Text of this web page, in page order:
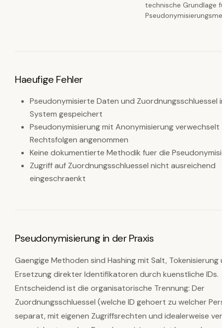
technische Grundlage
Haeufige Fehler
Pseudonymisierte Daten und Zuordnungsschluessel
System gespeichert
Pseudonymisierung mit Anonymisierung
Rechtsfolgen angenommen
Keine dokumentierte Methodik fuer die
Zugriff auf Zuordnungsschluessel nicht ausreichend
eingeschraenkt
Pseudonymisierung in der Praxis
Gaengige Methoden sind Hashing mit Salt, Tokenisierung
Ersetzung direkter Identifikatoren durch kuenstliche IDs.
Entscheidend ist die organisatorische Trennung: Der
Zuordnungsschluessel (welche ID gehoert zu welcher
separat, mit eigenen Zugriffsrechten und idealerweise